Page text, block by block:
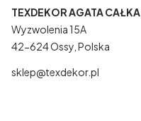
TEXDEKOR AGATA CAŁKA
Wyzwolenia 15A
42-624 Ossy, Polska
sklep@texdekor.pl